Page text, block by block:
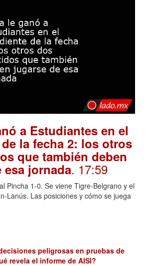
a Estudiantes en el
la fecha 2: los otros
que también deben
esa jornada. 17:59
Pincha 1-0. Se viene Tigre-Belgrano y el
Lanús. Las posiciones y cómo se juega
peligrosas en pruebas de
revela el informe de AISI?